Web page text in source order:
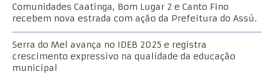
Comunidades Caatinga, Bom Lugar 2 e Canto Fino
recebem nova estrada com ação da Prefeitura do Assú.
Serra do Mel avança no IDEB 2025 e registra
crescimento expressivo na qualidade da educação
municipal